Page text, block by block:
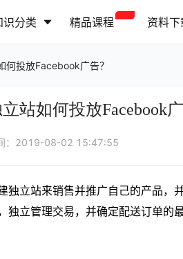
识分类
网站运营
精品课程 资料下
何投放Facebook广告？
站如何投放Facebook
2019-08-02 15:47:55
独立站来销售并推广自己的产品，
独立管理交易，并确定配送订单的